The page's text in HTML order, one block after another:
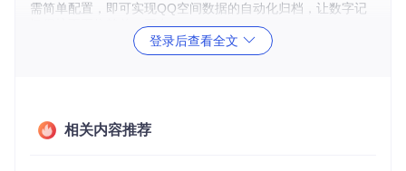
需简单配置，即可实现QQ空间数据的自动化归档，让数字记
忆保护不再依赖单一平台。
平衡便捷性与安全性的技术理念
不会经过第三方服务器。同时，通过优化用户交互流程，将复
登录后查看全文
相关内容推荐